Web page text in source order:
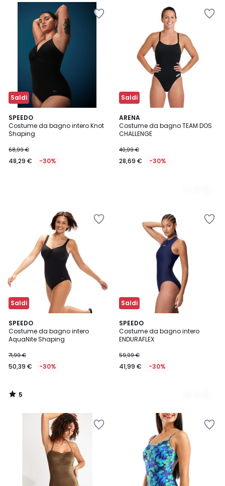
Saldi
SPEEDO
Costume da bagno intero Knot
Shaping
68,99 €
48,29 € -30%
Saldi
ARENA
Costume da bagno TEAM DOS
CHALLENGE
40,99 €
28,69 € -30%
3
Colori
Saldi
SPEEDO
Costume da bagno intero
AquaNite Shaping
71,99 €
50,39 € -30%
5
/
5
5
/
Saldi
SPEEDO
Costume da bagno intero
ENDURAFLEX
59,99 €
41,99 € -30%
2
Colori